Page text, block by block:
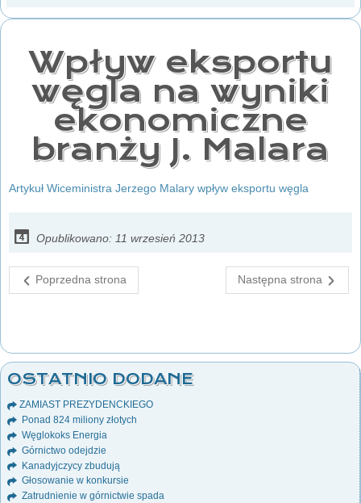
Wpływ eksportu
węgla na wyniki
ekonomiczne
branży J. Malara
Artykuł Wiceministra Jerzego Malary wpływ eksportu węgla
Opublikowano: 11 wrzesień 2013
Poprzedna strona Następna strona
OSTATNIO DODANE
ZAMIAST PREZYDENCKIEGO
Ponad 824 miliony złotych
Węglokoks Energia
Górnictwo odejdzie
Kanadyjczycy zbudują
Głosowanie w konkursie
Zatrudnienie w górnictwie spada